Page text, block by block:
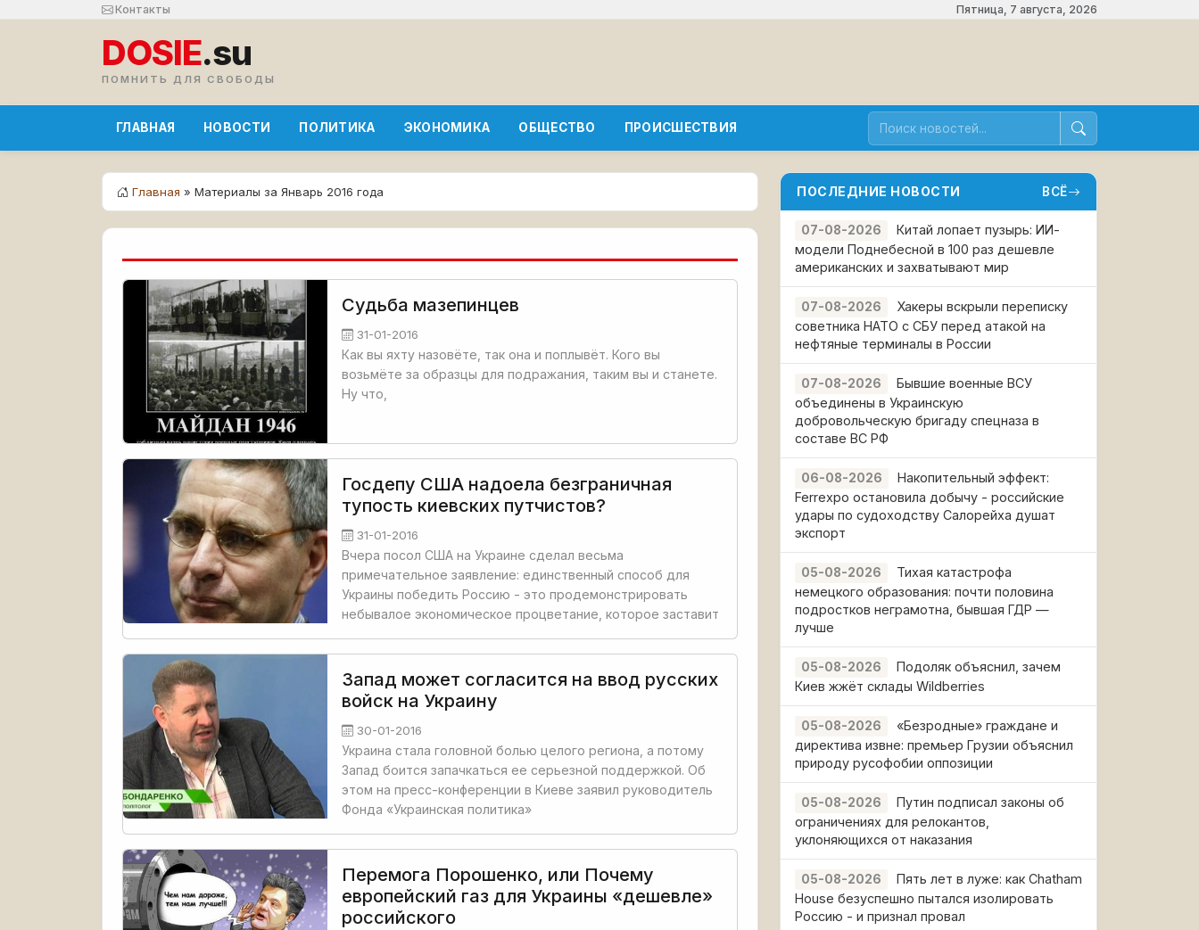
Контакты Пятница, 7 августа, 2026
DOSIE.su
ПОМНИТЬ ДЛЯ СВОБОДЫ
ГЛАВНАЯ НОВОСТИ ПОЛИТИКА ЭКОНОМИКА ОБЩЕСТВО ПРОИСШЕСТВИЯ
Главная » Материалы за Январь 2016 года
Судьба мазепинцев
31-01-2016
Как вы яхту назовёте, так она и поплывёт. Кого вы
возьмёте за образцы для подражания, таким вы и станете.
Ну что,
Госдепу США надоела безграничная
тупость киевских путчистов?
31-01-2016
Вчера посол США на Украине сделал весьма
примечательное заявление: единственный способ для
Украины победить Россию - это продемонстрировать
небывалое экономическое процветание, которое заставит
Запад может согласится на ввод русских
войск на Украину
30-01-2016
Украина стала головной болью целого региона, а потому
Запад боится запачкаться ее серьезной поддержкой. Об
этом на пресс-конференции в Киеве заявил руководитель
Фонда «Украинская политика»
Перемога Порошенко, или Почему
европейский газ для Украины «дешевле»
российского
ПОСЛЕДНИЕ НОВОСТИ ВСЁ
07-08-2026
Китай лопает пузырь: ИИ-
модели Поднебесной в 100 раз дешевле
американских и захватывают мир
07-08-2026
Хакеры вскрыли переписку
советника НАТО с СБУ перед атакой на
нефтяные терминалы в России
07-08-2026
Бывшие военные ВСУ
объединены в Украинскую
добровольческую бригаду спецназа в
составе ВС РФ
06-08-2026
Накопительный эффект:
Ferrexpo остановила добычу - российские
удары по судоходству Салорейха душат
экспорт
05-08-2026
Тихая катастрофа
немецкого образования: почти половина
подростков неграмотна, бывшая ГДР —
лучше
05-08-2026
Подоляк объяснил, зачем
Киев жжёт склады Wildberries
05-08-2026
«Безродные» граждане и
директива извне: премьер Грузии объяснил
природу русофобии оппозиции
05-08-2026
Путин подписал законы об
ограничениях для релокантов,
уклоняющихся от наказания
05-08-2026
Пять лет в луже: как Chatham
House безуспешно пытался изолировать
Россию - и признал провал